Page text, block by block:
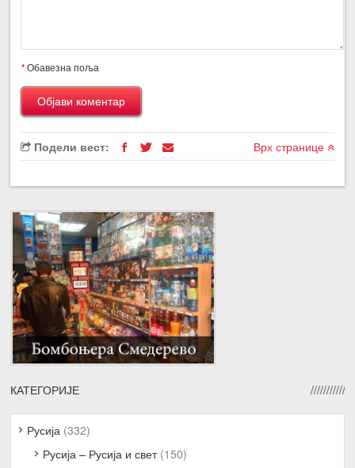
*Обавезна поља
Подели вест: Врх странице
КАТЕГОРИЈЕ
Русија (332)
Русија – Русија и свет(150)